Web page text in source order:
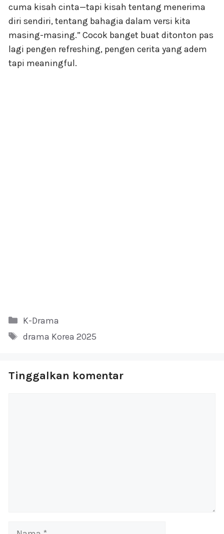
cuma kisah cinta—tapi kisah tentang menerima
diri sendiri, tentang bahagia dalam versi kita
masing-masing.” Cocok banget buat ditonton pas
lagi pengen refreshing, pengen cerita yang adem
tapi meaningful.
Kategori
K-Drama
Tag
drama Korea 2025
Tinggalkan komentar
Nama